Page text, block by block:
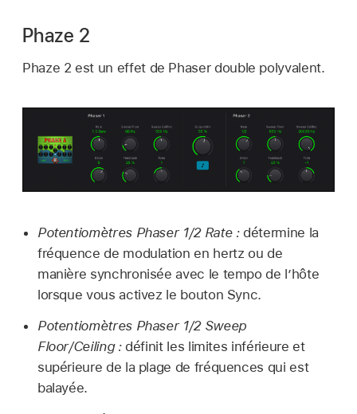
Phaze 2
Phaze 2 est un effet de Phaser double polyvalent.
Potentiomètres Phaser 1/2 Rate :détermine la
fréquence de modulation en hertz ou de
manière synchronisée avec le tempo de l’hôte
lorsque vous activez le bouton Sync.
Potentiomètres Phaser 1/2 Sweep
Floor/Ceiling :définit les limites inférieure et
supérieure de la plage de fréquences qui est
balayée.